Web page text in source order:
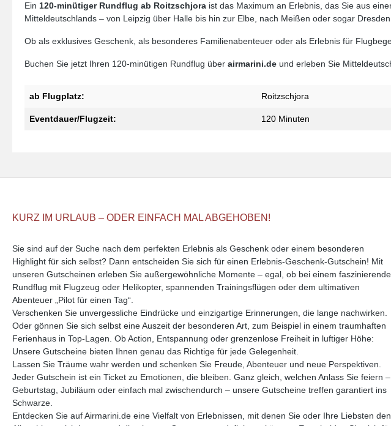
Ein 120-minütiger Rundflug ab Roitzschjora ist das Maximum an Erlebnis, das Sie aus
Mitteldeutschlands – von Leipzig über Halle bis hin zur Elbe, nach Meißen oder sogar Dresden.
Ob als exklusives Geschenk, als besonderes Familienabenteuer oder als Erlebnis für
Buchen Sie jetzt Ihren 120-minütigen Rundflug über airmarini.de und erleben Sie
ab Flugplatz: Roitzschjora
Eventdauer/Flugzeit: 120 Minuten
KURZ IM URLAUB – ODER EINFACH MAL ABGEHOBEN!
Sie sind auf der Suche nach dem perfekten Erlebnis als Geschenk oder einem besonderen
Highlight für sich selbst? Dann entscheiden Sie sich für einen Erlebnis-Geschenk-Gutschein! Mit
unseren Gutscheinen erleben Sie außergewöhnliche Momente – egal, ob bei einem
Rundflug mit Flugzeug oder Helikopter, spannenden Trainingsflügen oder dem ultimativen
Abenteuer „Pilot für einen Tag“.
Verschenken Sie unvergessliche Eindrücke und einzigartige Erinnerungen, die lange nachwirken.
Oder gönnen Sie sich selbst eine Auszeit der besonderen Art, zum Beispiel in einem traumhaften
Ferienhaus in Top-Lagen. Ob Action, Entspannung oder grenzenlose Freiheit in luftiger Höhe:
Unsere Gutscheine bieten Ihnen genau das Richtige für jede Gelegenheit.
Lassen Sie Träume wahr werden und schenken Sie Freude, Abenteuer und neue Perspektiven.
Jeder Gutschein ist ein Ticket zu Emotionen, die bleiben. Ganz gleich, welchen Anlass Sie feiern –
Geburtstag, Jubiläum oder einfach mal zwischendurch – unsere Gutscheine treffen garantiert ins
Schwarze.
Entdecken Sie auf Airmarini.de eine Vielfalt von Erlebnissen, mit denen Sie oder Ihre Liebsten den